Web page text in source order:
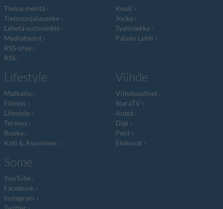
Tietoa meistä
Tietosuojalauseke
Lähetä uutisvinkki
Mediatiedot
RSS-ohje
RSS
Kesä!
Jocka
Tyyliniekka
Päivän Lehti
Lifestyle
Matkailu
Fitness
Lifestyle
Terveys
Ruoka
Koti & Asuminen
Viihde
Viihdeuutiset
StaraTV
Autot
Digi
Pelit
Elokuvat
Some
YouTube
Facebook
Instagram